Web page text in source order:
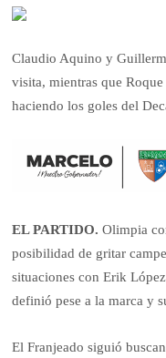
Claudio Aquino y
visita, mientras que
haciendo los goles del
EL PARTIDO. Olimpia
posibilidad de gritar
situaciones con Erik
definió pese a la marca y
El Franjeado siguió